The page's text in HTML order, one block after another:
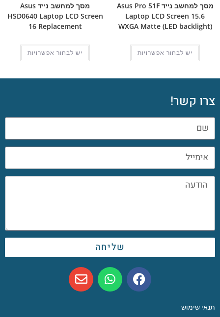
מסך למחשב נייד Asus Pro 51F
Laptop LCD Screen 15.6
WXGA Matte (LED backlight)
יש לבחור אפשרויות
מסך למחשב נייד Asus
HSD0640 Laptop LCD Screen
16 Replacement
יש לבחור אפשרויות
צרו קשר!
שליחה
תנאי שימוש